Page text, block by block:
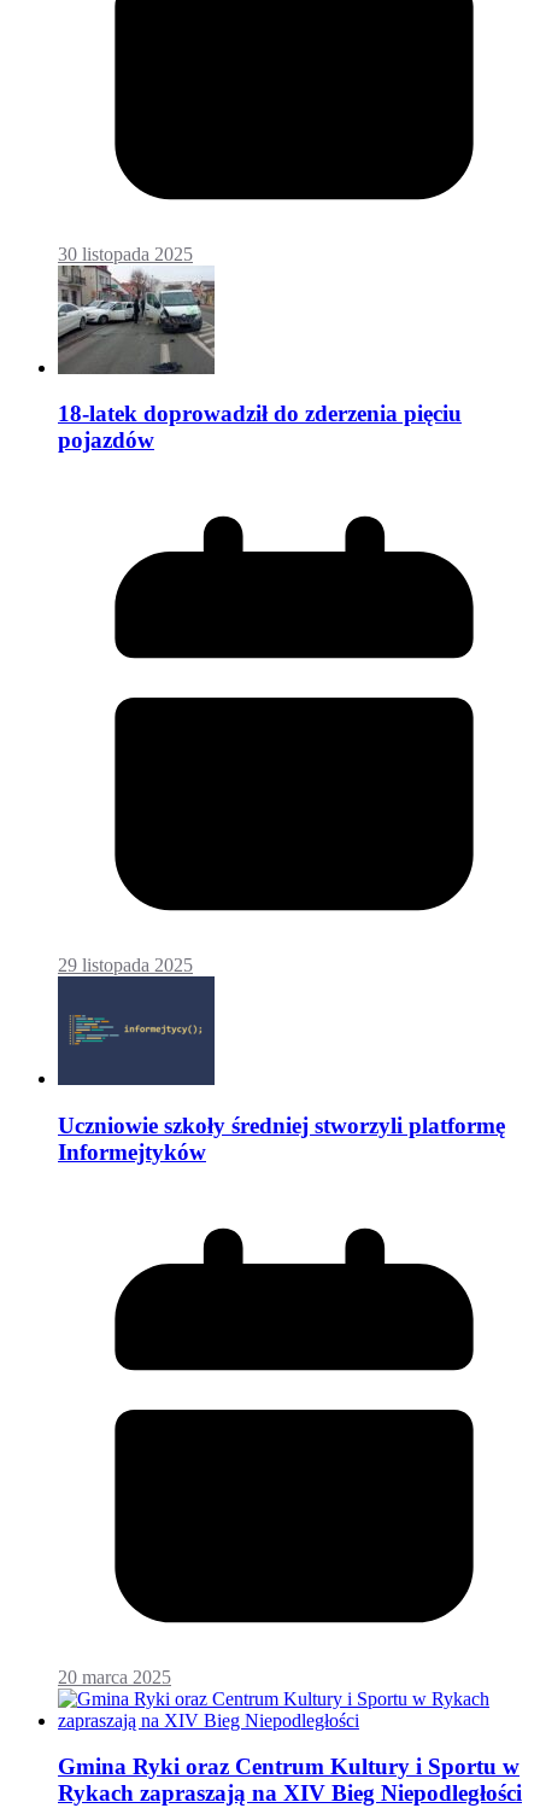
30 listopada 2025
18-latek doprowadził do zderzenia pięciu
pojazdów
29 listopada 2025
Uczniowie szkoły średniej stworzyli platformę
Informejtyków
20 marca 2025
Gmina Ryki oraz Centrum Kultury i Sportu w
Rykach zapraszają na XIV Bieg Niepodległości